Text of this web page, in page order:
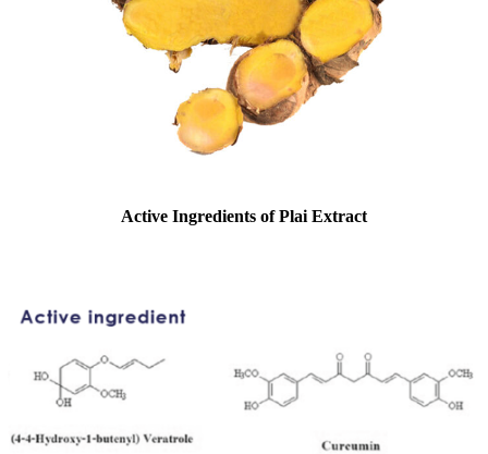
Active Ingredients of Plai Extract